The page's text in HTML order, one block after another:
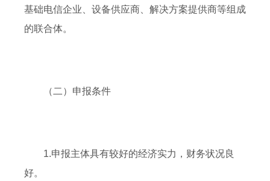
基础电信企业、设备供应商、解决方案提供商等组成
的联合体。
（二）申报条件
1.申报主体具有较好的经济实力，财务状况良
好。